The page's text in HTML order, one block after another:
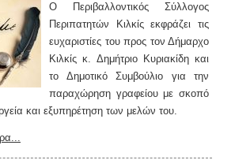
Ο Περιβαλλοντικός Σύλλογος
Περιπατητών Κιλκίς εκφράζει τις
ευχαριστίες του προς τον Δήμαρχο
Κιλκίς κ. Δημήτριο Κυριακίδη και
το Δημοτικό Συμβούλιο για την
παραχώρηση γραφείου με σκοπό
και εξυπηρέτηση των μελών του.